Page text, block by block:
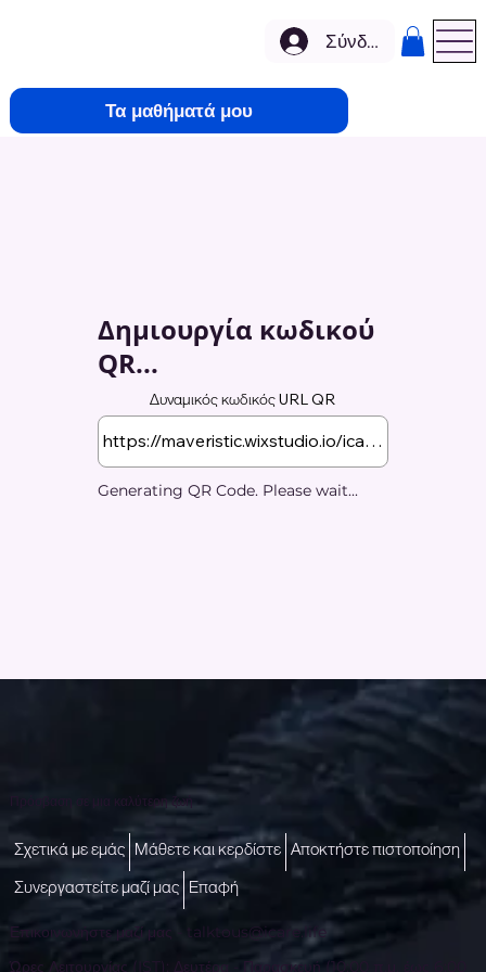
Τα μαθήματά μου
Σύνδεση
Δημιουργία κωδικού
QR...
Δυναμικός κωδικός URL QR
Generating QR Code. Please wait...
Πρόσβαση σε μια καλύτερη ζωή
Επικοινωνήστε μαζί μας - talktous@icare.life
Σχετικά με εμάς Μάθετε και κερδίστε Αποκτήστε πιστοποίηση
Συνεργαστείτε μαζί μας Επαφή
Ώρες Λειτουργίας (IST): Δευτέρα - Παρασκευή (10:00 π.μ. έως 6:00